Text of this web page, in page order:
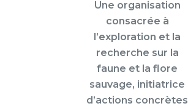
Une organisation
consacrée à
l’exploration et la
recherche sur la
faune et la flore
sauvage, initiatrice
d’actions concrètes